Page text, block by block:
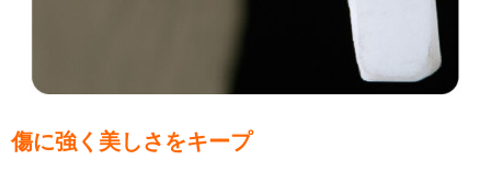
傷に強く美しさをキープ